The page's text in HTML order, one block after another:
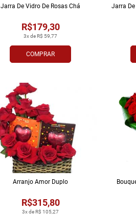
COMPRAR
3x de R$ 59,77
R$179,30
Jarra De Vidro De Rosas Chá Jarra
3x de R$ 105,27
R$315,80
Arranjo Amor Duplo